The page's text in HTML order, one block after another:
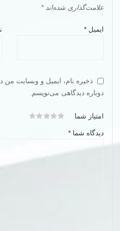
علامت‌گذاری شده‌اند *
ایمیل
ذخیره نام، ایمیل و وبسایت من
دوباره دیدگاهی می‌نویسم.
امتیاز شما
دیدگاه شما